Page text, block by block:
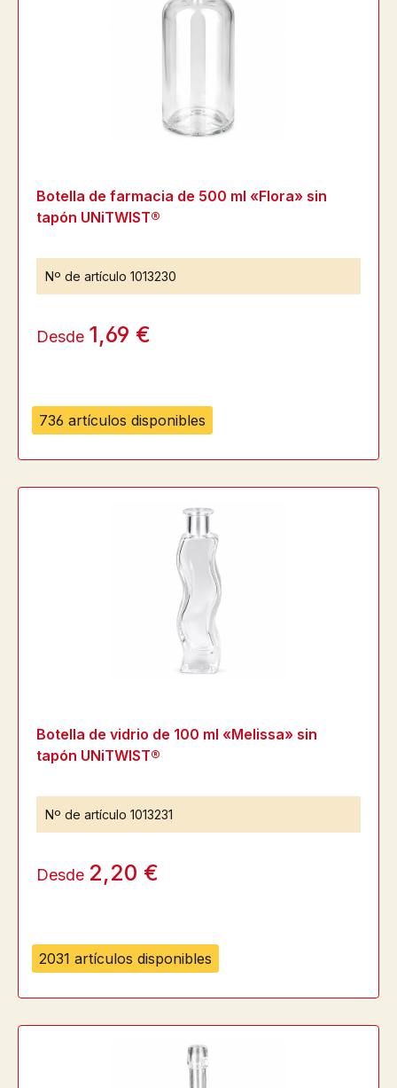
736 artículos disponibles
Botella de farmacia de 500 ml «Flora» sin
tapón UNiTWIST®
Nº de artículo 1013230
Desde 1,69 €
2031 artículos disponibles
Botella de vidrio de 100 ml «Melissa» sin
tapón UNiTWIST®
Nº de artículo 1013231
Desde 2,20 €